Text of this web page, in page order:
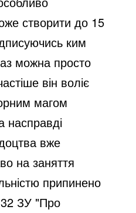
створити до 15
ким
можна просто
він воліє
магом
насправді
вже
на заняття
припинено
ЗУ "Про